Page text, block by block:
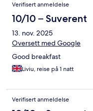
Verifisert anmeldelse
10/10 – Suverent
13. nov. 2025
Oversett med Google
Good breakfast
Liviu, reise på 1 natt
Verifisert anmeldelse